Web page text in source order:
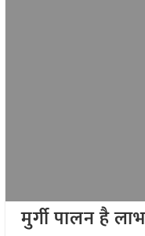
मुर्गी पालन है